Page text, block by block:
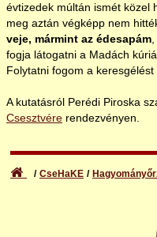
évtizedek múltán ismét közel
meg aztán végképp nem
veje, mármint az édesapám
fogja látogatni a Madách
Folytatni fogom a keresgélést
A kutatásról Perédi Piroska
Csesztvére rendezvényen.
CseHaKE